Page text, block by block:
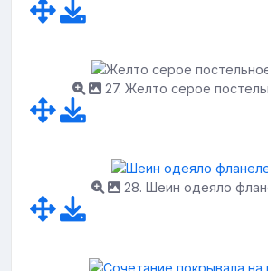
27. Желто серое
28. Шеин одеяло